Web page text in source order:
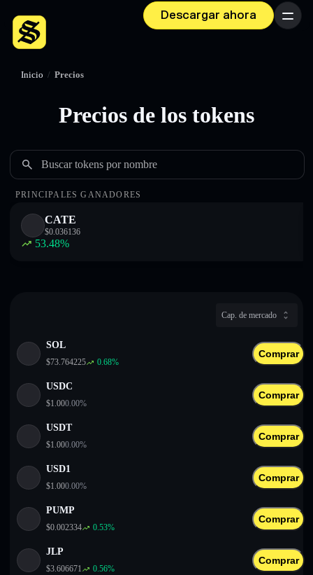
Descargar ahora Menú
Deutsch
Italiano
Español
Inicio / Precios
Precios de los tokens
Buscar tokens por nombre
PRINCIPALES GANADORES
CATE
$0.036136
53.48%
Cap. de mercado
SOL
$73.764225 0.68%
Comprar
USDC
$1.000.00%
Comprar
USDT
$1.000.00%
Comprar
USD1
$1.000.00%
Comprar
PUMP
$0.002334 0.53%
Comprar
JLP
$3.606671 0.56%
Comprar